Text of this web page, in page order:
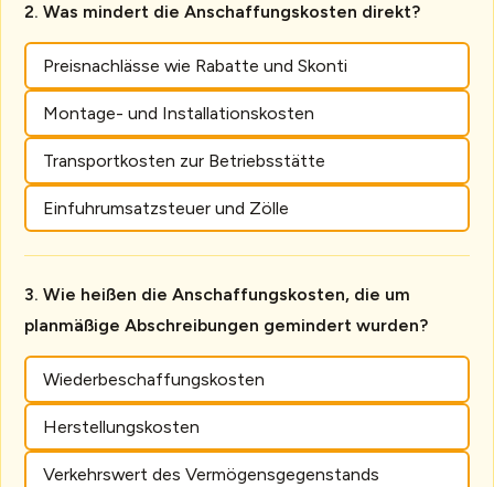
Was mindert die Anschaffungskosten direkt?
Preisnachlässe wie Rabatte und Skonti
Montage- und Installationskosten
Transportkosten zur Betriebsstätte
Einfuhrumsatzsteuer und Zölle
Wie heißen die Anschaffungskosten, die um
planmäßige Abschreibungen gemindert wurden?
Wiederbeschaffungskosten
Herstellungskosten
Verkehrswert des Vermögensgegenstands